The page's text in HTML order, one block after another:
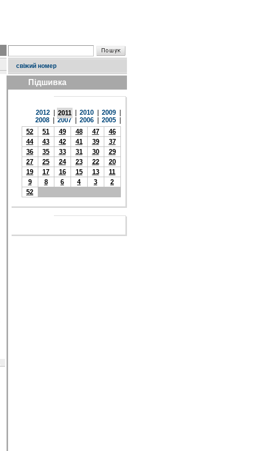
свіжий номер
Підшивка
2012 2011 2010 2009
2008
2007 2006 2005
52
51 49 48 47
46
44
43 42 41 39
37
36
35 33 31 30
29
27
25 24 23 22
20
19
17 16 15 13
11
9
8 6 4 3
2
52